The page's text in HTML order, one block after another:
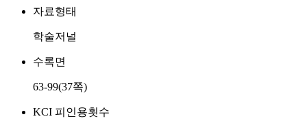
자료형태
학술저널
수록면
63-99(37쪽)
KCI 피인용횟수